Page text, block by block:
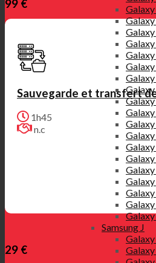
Samsung J
99 €
Sauvegarde et transfert
1h45
n.c
29 €